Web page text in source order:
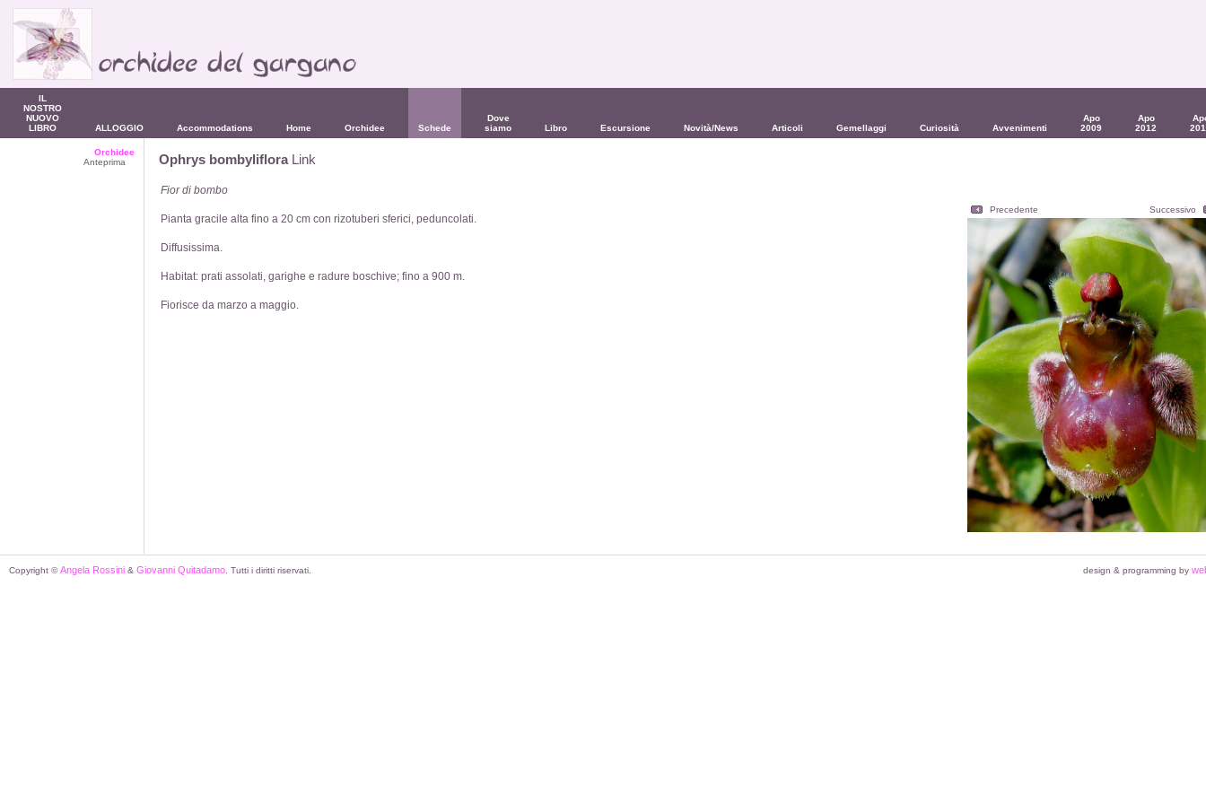
IL
NOSTRO
NUOVO
LIBRO
ALLOGGIO Accommodations Home Orchidee Schede
Dove
siamo
Libro Escursione Novità/News Articoli Gemellaggi Curiosità Avvenimenti
Apo
2009
Apo
2012
Orchidee
Anteprima
Ophrys bombylifloraLink
Fior di bombo
Precedente Successivo
Pianta gracile alta fino a 20 cm con rizotuberi sferici, peduncolati.
Diffusissima.
Habitat: prati assolati, garighe e radure boschive; fino a 900 m.
Fiorisce da marzo a maggio.
Copyright ©Angela Rossini & Giovanni Quitadamo . Tutti i diritti riservati. design & programming by